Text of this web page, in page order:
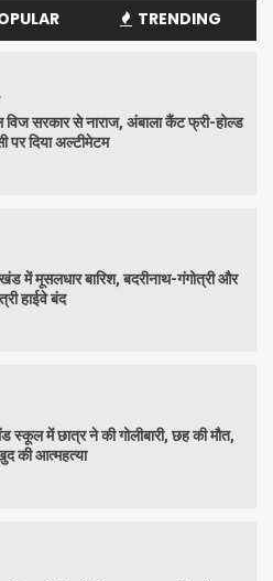
TRENDING
विज सरकार से नाराज, अंबाला कैंट फ्री-होल्ड
पर दिया अल्टीमेटम
में मूसलधार बारिश, बदरीनाथ-गंगोत्री और
हाईवे बंद
स्कूल में छात्र ने की गोलीबारी, छह की मौत,
की आत्महत्या